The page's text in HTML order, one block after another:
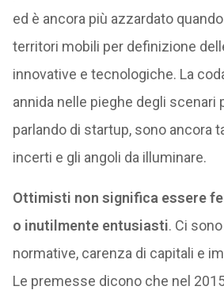
ed è ancora più azzardato
territori mobili per definizione
innovative e tecnologiche. La
annida nelle pieghe degli scenari
parlando di startup, sono ancora
incerti e gli angoli da illuminare.
Ottimisti non significa essere
o inutilmente entusiasti. Ci
normative, carenza di capitali e
Le premesse dicono che nel